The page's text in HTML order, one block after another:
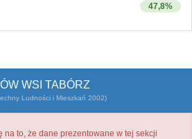
47,8%
WSI TABÓRZ
Ludności i Mieszkań 2002)
na to, że dane prezentowane w tej sekcji